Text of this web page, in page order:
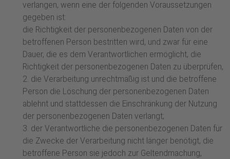
verlangen, wenn eine der folgenden Voraussetzungen
gegeben ist:
die Richtigkeit der personenbezogenen Daten von der
betroffenen Person bestritten wird, und zwar für eine
Dauer, die es dem Verantwortlichen ermöglicht, die
Richtigkeit der personenbezogenen Daten zu überprüfen,
2. die Verarbeitung unrechtmäßig ist und die betroffene
Person die Löschung der personenbezogenen Daten
ablehnt und stattdessen die Einschränkung der Nutzung
der personenbezogenen Daten verlangt;
3. der Verantwortliche die personenbezogenen Daten für
die Zwecke der Verarbeitung nicht länger benötigt, die
betroffene Person sie jedoch zur Geltendmachung,